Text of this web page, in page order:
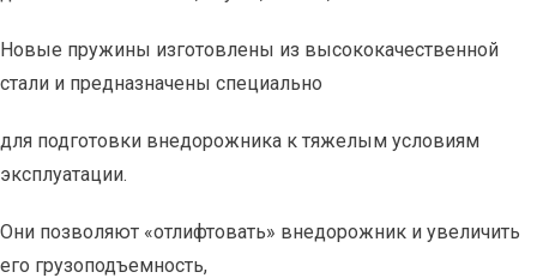
Новые пружины изготовлены из высококачественной
стали и предназначены специально
для подготовки внедорожника к тяжелым условиям
эксплуатации.
Они позволяют «отлифтовать» внедорожник и увеличить
его грузоподъемность,